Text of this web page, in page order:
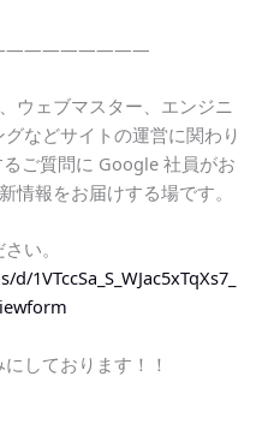
ウェブマスター、エンジニ
などサイトの運営に関わり
ご質問に Google 社員がお
情報をお届けする場です。
い。
しております！！